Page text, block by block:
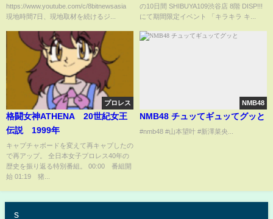
が #StandWithUkraine
https://www.youtube.com/c/8bitnewsasia
現地時間7日、現地取材を続けるジ...
ンセス #子供向けアニメ #ティニ
ピン
の10日間 SHIBUYA109渋谷店 8階 DISP!!!
にて期間限定イベント 「キラキラ キ...
プロレス
格闘女神ATHENA 20世紀女王
伝説 1999年
キャプチャボードを変えて再キャプしたの
で再アップ。 全日本女子プロレス40年の
歴史を振り返る特別番組。 00:00 番組開
始 01:19 猪...
NMB48
NMB48 チュッてギュッてグッと
#nmb48 #山本望叶 #新澤菜央...
s